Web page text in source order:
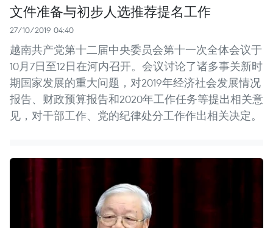
文件准备与初步人选推荐提名工作
27/10/2019 04:40
越南共产党第十二届中央委员会第十一次全体会议于
10月7日至12日在河内召开。会议讨论了诸多事关新时
期国家发展的重大问题，对2019年经济社会发展情况
报告、财政预算报告和2020年工作任务等提出相关意
见，对干部工作、党的纪律处分工作作出相关决定。